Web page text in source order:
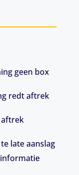
geen box
redt aftrek
aftrek
late aanslag